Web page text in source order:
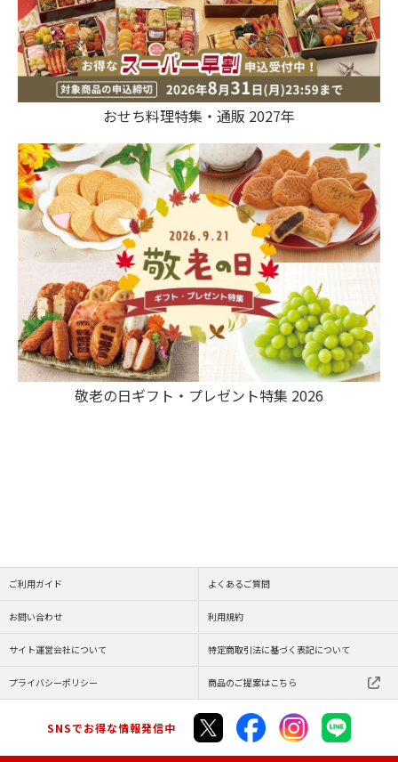
おせち料理特集・通販 2027年
敬老の日ギフト・プレゼント特集 2026
ご利用ガイド よくあるご質問
お問い合わせ 利用規約
サイト運営会社について 特定商取引法に基づく表記について
プライバシーポリシー 商品のご提案はこちら
SNSでお得な情報発信中